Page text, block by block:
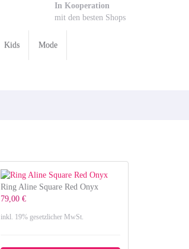
In Kooperation
mit den besten Shops
Kids Mode
Ring Aline Square Red Onyx
79,00 €
inkl. 19% gesetzlicher MwSt.